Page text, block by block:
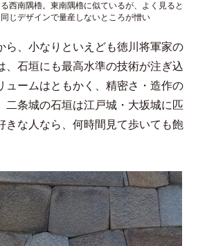
西南隅櫓。東南隅櫓に似ているが、よく見ると
じデザインで量産しないところが憎い
、小なりといえども徳川将軍家の
、石垣にも最高水準の技術が注ぎ込
ュームはともかく、精密さ・造作の
二条城の石垣は江戸城・大坂城に匹
きな人なら、何時間見て歩いても飽